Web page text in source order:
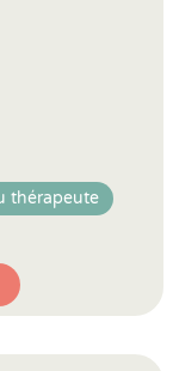
thérapeute